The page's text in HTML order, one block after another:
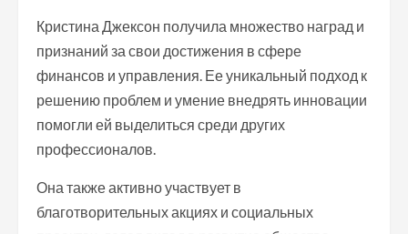
Кристина Джексон получила множество наград и
признаний за свои достижения в сфере
финансов и управления. Ее уникальный подход к
решению проблем и умение внедрять инновации
помогли ей выделиться среди других
профессионалов.
Она также активно участвует в
благотворительных акциях и социальных